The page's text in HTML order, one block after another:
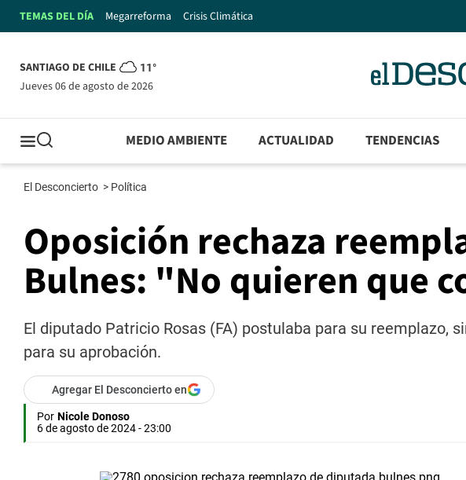
TEMAS DEL DÍA Megarreforma Crisis Climática
SANTIAGO DE CHILE 11°
jueves 06 de agosto de 2026
MEDIO AMBIENTE ACTUALIDAD TENDENCIAS
El Desconcierto > Política
Oposición rechaza
Bulnes: "No quieren que
El diputado Patricio Rosas (FA) postulaba para su reemplazo,
para su aprobación.
Agregar El Desconcierto en
Por Nicole Donoso
6 de agosto de 2024 - 23:00